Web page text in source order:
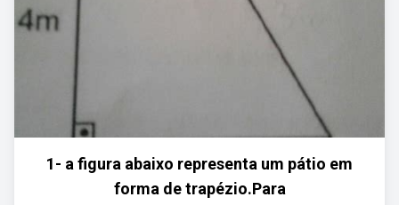
1- a figura abaixo representa um pátio em
forma de trapézio.Para